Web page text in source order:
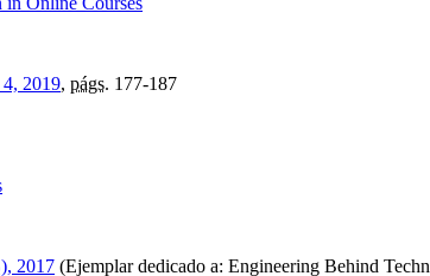
2019, págs. 177-187
2017 (Ejemplar dedicado a: Engineering Behind